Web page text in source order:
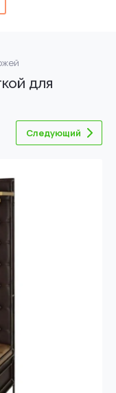
для
Следующий